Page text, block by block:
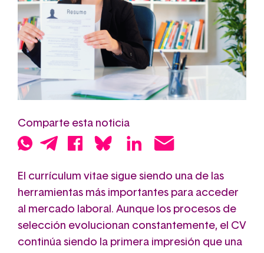
Comparte esta noticia
El currículum vitae sigue siendo una de las
herramientas más importantes para acceder
al mercado laboral. Aunque los procesos de
selección evolucionan constantemente, el CV
continúa siendo la primera impresión que una